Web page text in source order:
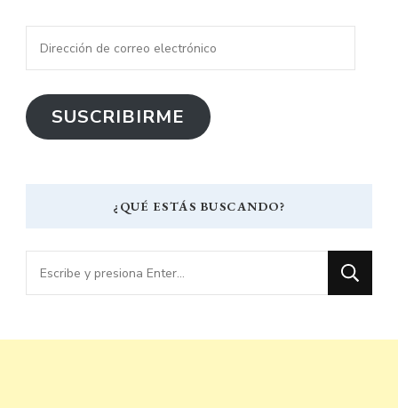
Dirección
de
correo
electrónico
SUSCRIBIRME
¿QUÉ ESTÁS BUSCANDO?
¿Buscas
algo?